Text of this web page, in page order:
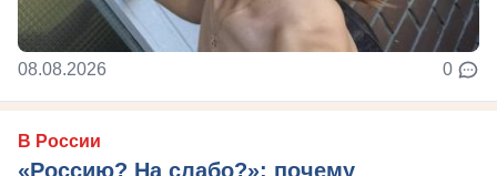
08.08.2026 0
В России
«Россию? На слабо?»: почему